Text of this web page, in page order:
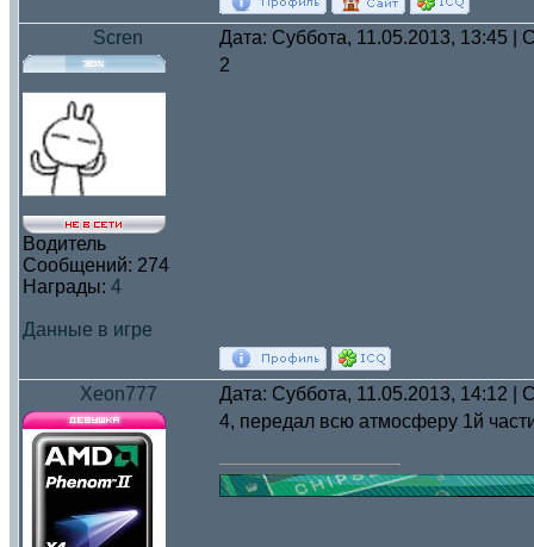
Scren Дата: Суббота, 11.05.2013, 13:45 |
Водитель
Сообщений: 274
Награды: 4
Данные в игре
2
Xeon777 Дата: Суббота, 11.05.2013, 14:12 |
4, передал всю атмосферу 1й